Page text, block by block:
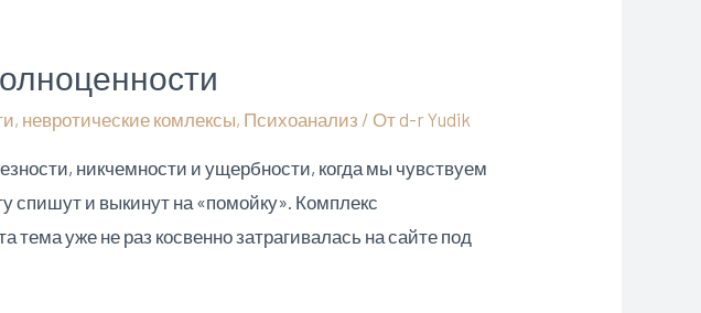
, невротические комлексы, Психоанализ / Отd-r Yudik
никчемности и ущербности, когда мы чувствуем
спишут и выкинут на «помойку». Комплекс
уже не раз косвенно затрагивалась на сайте под